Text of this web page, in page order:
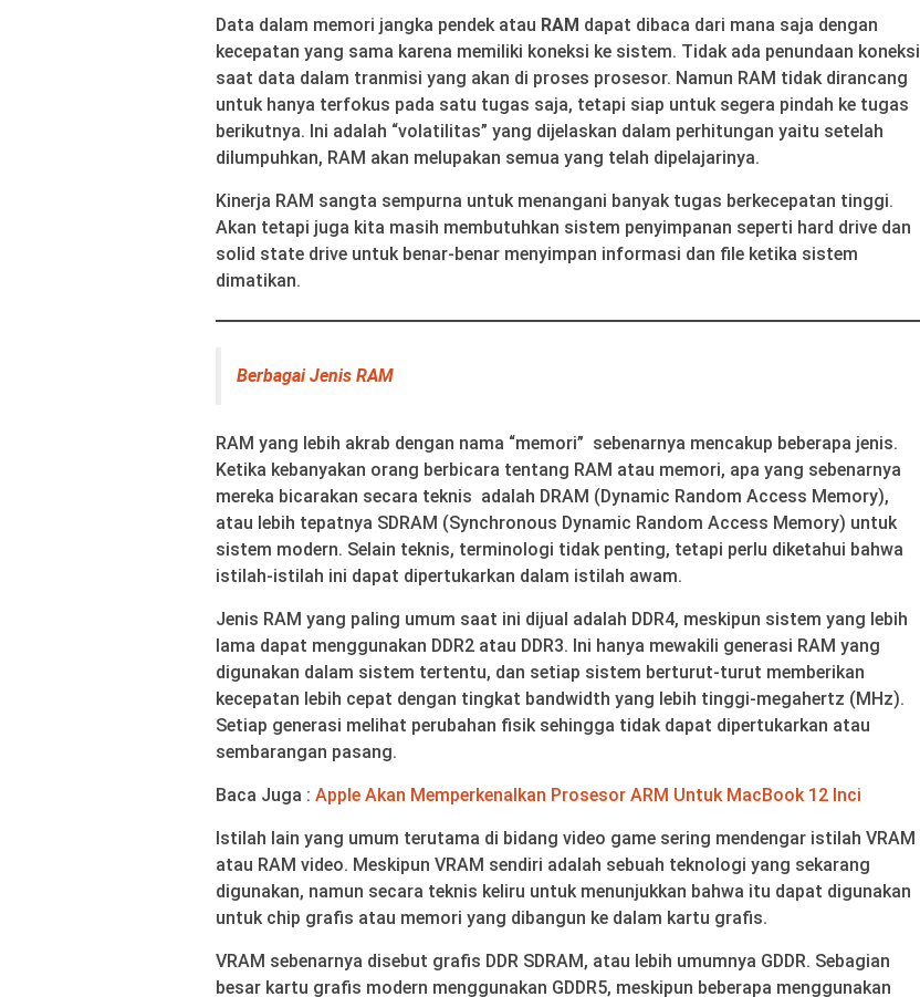
Data dalam memori jangka pendek atau RAM dapat dibaca dari mana saja dengan
kecepatan yang sama karena memiliki koneksi ke sistem. Tidak ada penundaan koneksi
saat data dalam tranmisi yang akan di proses prosesor. Namun RAM tidak dirancang
untuk hanya terfokus pada satu tugas saja, tetapi siap untuk segera pindah ke tugas
berikutnya. Ini adalah “volatilitas” yang dijelaskan dalam perhitungan yaitu setelah
dilumpuhkan, RAM akan melupakan semua yang telah dipelajarinya.
Kinerja RAM sangta sempurna untuk menangani banyak tugas berkecepatan tinggi.
Akan tetapi juga kita masih membutuhkan sistem penyimpanan seperti hard drive dan
solid state drive untuk benar-benar menyimpan informasi dan file ketika sistem
dimatikan.
Berbagai Jenis RAM
RAM yang lebih akrab dengan nama “memori” sebenarnya mencakup beberapa jenis.
Ketika kebanyakan orang berbicara tentang RAM atau memori, apa yang sebenarnya
mereka bicarakan secara teknis adalah DRAM (Dynamic Random Access Memory),
atau lebih tepatnya SDRAM (Synchronous Dynamic Random Access Memory) untuk
sistem modern. Selain teknis, terminologi tidak penting, tetapi perlu diketahui bahwa
istilah-istilah ini dapat dipertukarkan dalam istilah awam.
Jenis RAM yang paling umum saat ini dijual adalah DDR4, meskipun sistem yang lebih
lama dapat menggunakan DDR2 atau DDR3. Ini hanya mewakili generasi RAM yang
digunakan dalam sistem tertentu, dan setiap sistem berturut-turut memberikan
kecepatan lebih cepat dengan tingkat bandwidth yang lebih tinggi-megahertz (MHz).
Setiap generasi melihat perubahan fisik sehingga tidak dapat dipertukarkan atau
sembarangan pasang.
Baca Juga : Apple Akan Memperkenalkan Prosesor ARM Untuk MacBook 12 Inci
Istilah lain yang umum terutama di bidang video game sering mendengar istilah VRAM
atau RAM video. Meskipun VRAM sendiri adalah sebuah teknologi yang sekarang
digunakan, namun secara teknis keliru untuk menunjukkan bahwa itu dapat digunakan
untuk chip grafis atau memori yang dibangun ke dalam kartu grafis.
VRAM sebenarnya disebut grafis DDR SDRAM, atau lebih umumnya GDDR. Sebagian
besar kartu grafis modern menggunakan GDDR5, meskipun beberapa menggunakan